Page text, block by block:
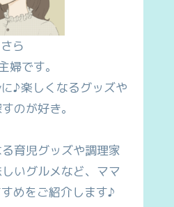
さら
婦です。
♪楽しくなるグッズや
のが好き。
育児グッズや調理家
いグルメなど、ママ
めをご紹介します♪